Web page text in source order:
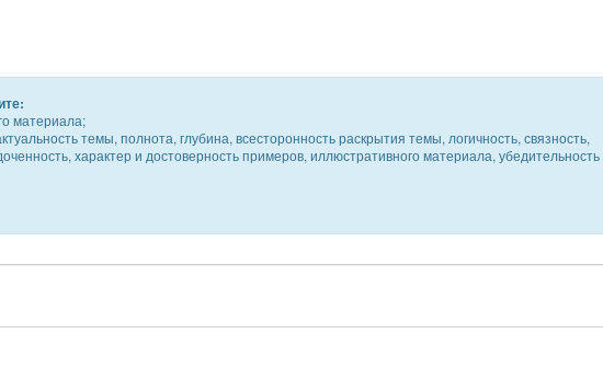
материала;
темы, полнота, глубина, всесторонность раскрытия темы, логичность, связность,
характер и достоверность примеров, иллюстративного материала, убедительность